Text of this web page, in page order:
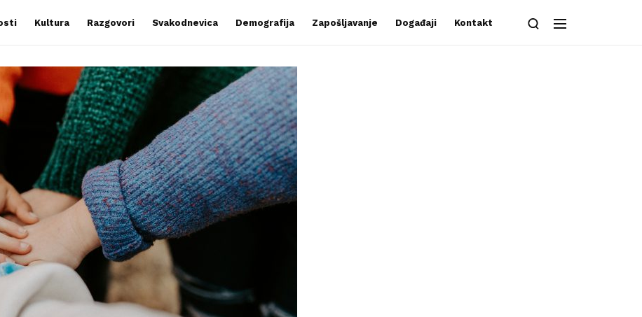
Kultura Razgovori Svakodnevica Demografija Zapošljavanje Događaji Kontakt